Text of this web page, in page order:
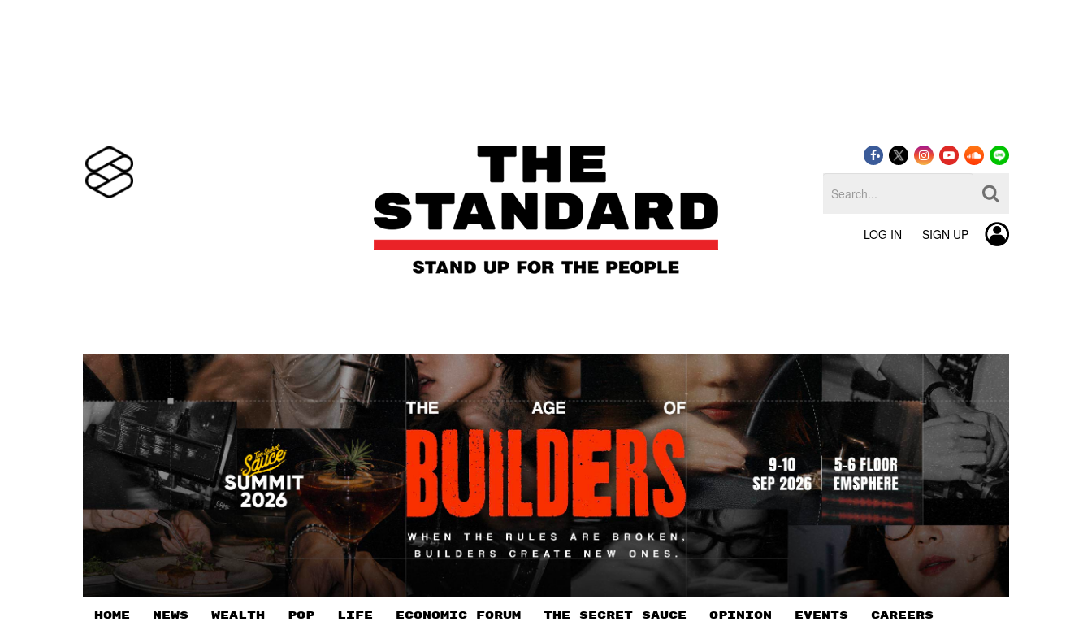
LOG IN SIGN UP
HOME NEWS WEALTH POP LIFE ECONOMIC FORUM THE SECRET SAUCE​ OPINION EVENTS CAREERS